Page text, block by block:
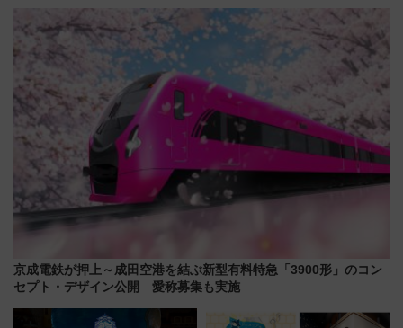
全力応援 夜行列車「ドリーム
おひさま号」も走る
大相撲巡業など 豪華イベントと
アクセス
京成電鉄が押上～成田空港を結ぶ新型有料特急「3900形」のコン
セプト・デザイン公開 愛称募集も実施